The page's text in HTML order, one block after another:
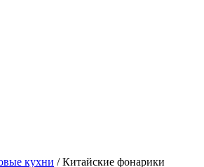
кухни / Китайские фонарики